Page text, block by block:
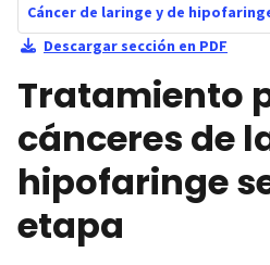
Cáncer de laringe y de
Descargar sección en PDF
Tratamiento
cánceres de
hipofaringe
etapa